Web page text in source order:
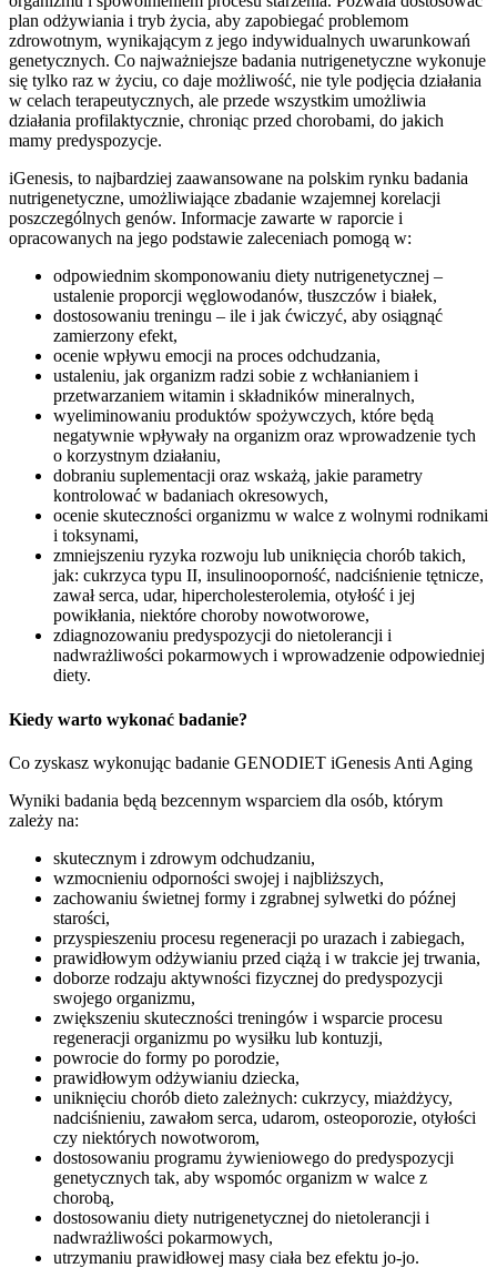
plan odżywiania i tryb życia, aby zapobiegać problemom
zdrowotnym, wynikającym z jego indywidualnych uwarunkowań
genetycznych. Co najważniejsze badania nutrigenetyczne wykonuje
się tylko raz w życiu, co daje możliwość, nie tyle podjęcia działania
w celach terapeutycznych, ale przede wszystkim umożliwia
działania profilaktycznie, chroniąc przed chorobami, do jakich
mamy predyspozycje.
iGenesis, to najbardziej zaawansowane na polskim rynku badania
nutrigenetyczne, umożliwiające zbadanie wzajemnej korelacji
poszczególnych genów. Informacje zawarte w raporcie i
opracowanych na jego podstawie zaleceniach pomogą w:
odpowiednim skomponowaniu diety nutrigenetycznej –
ustalenie proporcji węglowodanów, tłuszczów i białek,
dostosowaniu treningu – ile i jak ćwiczyć, aby osiągnąć
zamierzony efekt,
ocenie wpływu emocji na proces odchudzania,
ustaleniu, jak organizm radzi sobie z wchłanianiem i
przetwarzaniem witamin i składników mineralnych,
wyeliminowaniu produktów spożywczych, które będą
negatywnie wpływały na organizm oraz wprowadzenie tych
o korzystnym działaniu,
dobraniu suplementacji oraz wskażą, jakie parametry
kontrolować w badaniach okresowych,
ocenie skuteczności organizmu w walce z wolnymi rodnikami
i toksynami,
zmniejszeniu ryzyka rozwoju lub uniknięcia chorób takich,
jak: cukrzyca typu II, insulinooporność, nadciśnienie tętnicze,
zawał serca, udar, hipercholesterolemia, otyłość i jej
powikłania, niektóre choroby nowotworowe,
zdiagnozowaniu predyspozycji do nietolerancji i
nadwrażliwości pokarmowych i wprowadzenie odpowiedniej
diety.
Kiedy warto wykonać badanie?
Co zyskasz wykonując badanie GENODIET iGenesis Anti Aging
Wyniki badania będą bezcennym wsparciem dla osób, którym
zależy na:
skutecznym i zdrowym odchudzaniu,
wzmocnieniu odporności swojej i najbliższych,
zachowaniu świetnej formy i zgrabnej sylwetki do późnej
starości,
przyspieszeniu procesu regeneracji po urazach i zabiegach,
prawidłowym odżywianiu przed ciążą i w trakcie jej trwania,
doborze rodzaju aktywności fizycznej do predyspozycji
swojego organizmu,
zwiększeniu skuteczności treningów i wsparcie procesu
regeneracji organizmu po wysiłku lub kontuzji,
powrocie do formy po porodzie,
prawidłowym odżywianiu dziecka,
uniknięciu chorób dieto zależnych: cukrzycy, miażdżycy,
nadciśnieniu, zawałom serca, udarom, osteoporozie, otyłości
czy niektórych nowotworom,
dostosowaniu programu żywieniowego do predyspozycji
genetycznych tak, aby wspomóc organizm w walce z
chorobą,
dostosowaniu diety nutrigenetycznej do nietolerancji i
nadwrażliwości pokarmowych,
utrzymaniu prawidłowej masy ciała bez efektu jo-jo.